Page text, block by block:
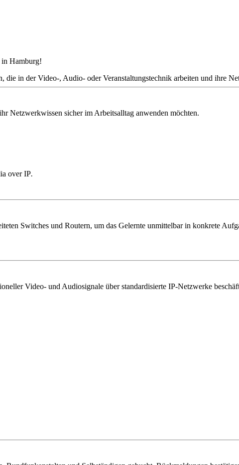
in Hamburg!
in der Video-, Audio- oder Veranstaltungstechnik arbeiten und ihre
Netzwerkwissen sicher im Arbeitsalltag anwenden möchten.
over IP.
Switches und Routern, um das Gelernte unmittelbar in konkrete
Video- und Audiosignale über standardisierte IP-Netzwerke